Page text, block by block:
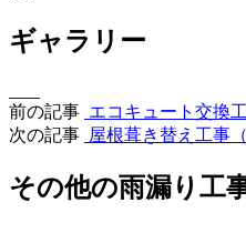
ギャラリー
前の記事 エコキュート交換
次の記事 屋根葺き替え工事
その他の雨漏り工